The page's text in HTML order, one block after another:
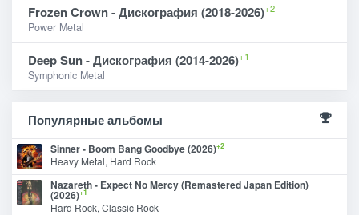
Frozen Crown - Дискография (2018-2026)+2
Power Metal
Deep Sun - Дискография (2014-2026)+1
Symphonic Metal
Популярные альбомы
Sinner - Boom Bang Goodbye (2026)+2
Heavy Metal, Hard Rock
Nazareth - Expect No Mercy (Remastered Japan Edition)
(2026)+1
Hard Rock, Classic Rock